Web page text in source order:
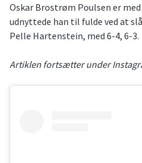
Oskar Brostrøm Poulsen er
udnyttede han til fulde ved at
Pelle Hartenstein, med 6-4, 6-3.
Artiklen fortsætter under